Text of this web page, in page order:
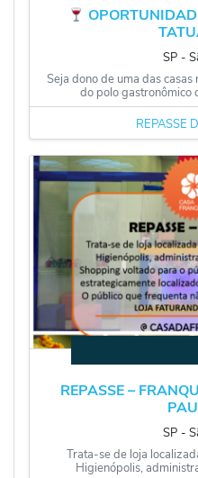
SP ‐
Seja dono de uma das
do polo gastronômico
REPASSE
REPASSE –
SP ‐
Trata-se de loja
Higienópolis,